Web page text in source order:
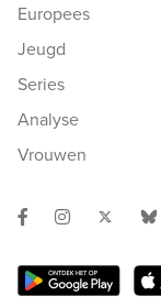
Europees
Jeugd
Series
Analyse
Vrouwen